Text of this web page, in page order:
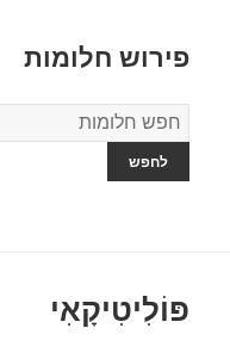
פירוש חלומות
מילון
החלומות
פּוֹלִיטִיקָאִי